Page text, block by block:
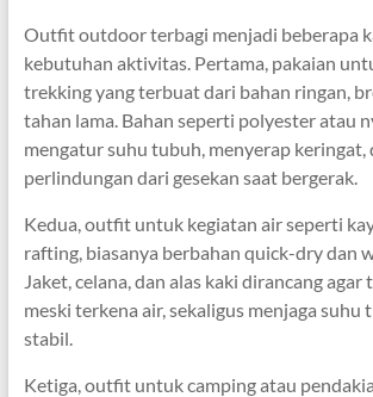
Outfit outdoor terbagi menjadi beberapa
kebutuhan aktivitas. Pertama, pakaian
trekking yang terbuat dari bahan ringan,
tahan lama. Bahan seperti polyester atau
mengatur suhu tubuh, menyerap keringat,
perlindungan dari gesekan saat bergerak.
Kedua, outfit untuk kegiatan air seperti
rafting, biasanya berbahan quick-dry dan
Jaket, celana, dan alas kaki dirancang agar
meski terkena air, sekaligus menjaga suhu
stabil.
Ketiga, outfit untuk camping atau